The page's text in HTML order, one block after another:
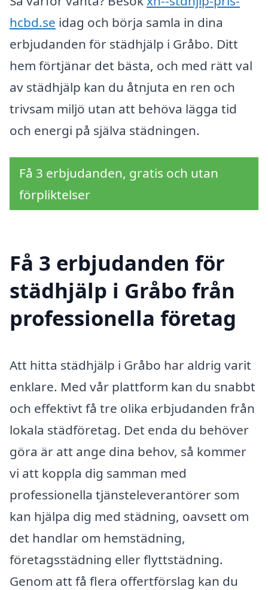
hcbd.se idag och börja samla in dina
erbjudanden för städhjälp i Gråbo. Ditt
hem förtjänar det bästa, och med rätt val
av städhjälp kan du åtnjuta en ren och
trivsam miljö utan att behöva lägga tid
och energi på själva städningen.
Få 3 erbjudanden, gratis och utan
förpliktelser
Få 3 erbjudanden för
städhjälp i Gråbo från
professionella företag
Att hitta städhjälp i Gråbo har aldrig varit
enklare. Med vår plattform kan du snabbt
och effektivt få tre olika erbjudanden från
lokala städföretag. Det enda du behöver
göra är att ange dina behov, så kommer
vi att koppla dig samman med
professionella tjänsteleverantörer som
kan hjälpa dig med städning, oavsett om
det handlar om hemstädning,
företagsstädning eller flyttstädning.
Genom att få flera offertförslag kan du